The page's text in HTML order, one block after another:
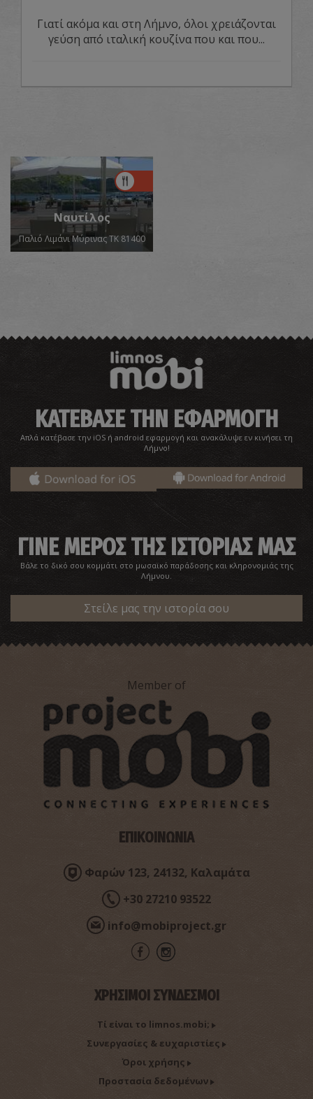
Γιατί ακόμα και στη Λήμνο, όλοι χρειάζονται
γεύση από ιταλική κουζίνα που και που...
Ναυτίλος
Παλιό Λιμάνι Μύρινας ΤΚ 81400
ΚΑΤΕΒΑΣΕ ΤΗΝ ΕΦΑΡΜΟΓΗ
Απλά κατέβασε την iOS ή android εφαρμογή και ανακάλυψε εν κινήσει τη
Λήμνο!
ΓΙΝΕ ΜΕΡΟΣ ΤΗΣ ΙΣΤΟΡΙΑΣ ΜΑΣ
Βάλε το δικό σου κομμάτι στο μωσαϊκό παράδοσης και κληρονομιάς της
Λήμνου.
Στείλε μας την ιστορία σου
Member of
ΕΠΙΚΟΙΝΩΝΙΑ
Φαρών 123, 24132, Καλαμάτα
+30 27210 93522
info@mobiproject.gr
ΧΡΗΣΙΜΟΙ ΣΥΝΔΕΣΜΟΙ
Τί είναι το limnos.mobi;
Συνεργασίες & ευχαριστίες
Όροι χρήσης
Προστασία δεδομένων